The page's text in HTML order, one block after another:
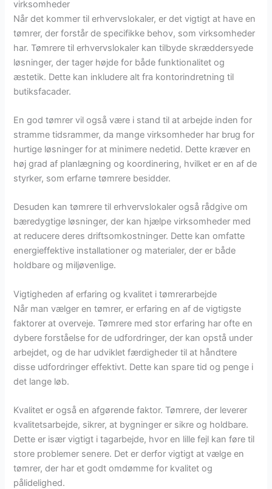
virksomheder
Når det kommer til erhvervslokaler, er det vigtigt at have en
tømrer, der forstår de specifikke behov, som virksomheder
har. Tømrere til erhvervslokaler kan tilbyde skræddersyede
løsninger, der tager højde for både funktionalitet og
æstetik. Dette kan inkludere alt fra kontorindretning til
butiksfacader.
En god tømrer vil også være i stand til at arbejde inden for
stramme tidsrammer, da mange virksomheder har brug for
hurtige løsninger for at minimere nedetid. Dette kræver en
høj grad af planlægning og koordinering, hvilket er en af de
styrker, som erfarne tømrere besidder.
Desuden kan tømrere til erhvervslokaler også rådgive om
bæredygtige løsninger, der kan hjælpe virksomheder med
at reducere deres driftsomkostninger. Dette kan omfatte
energieffektive installationer og materialer, der er både
holdbare og miljøvenlige.
Vigtigheden af erfaring og kvalitet i tømrerarbejde
Når man vælger en tømrer, er erfaring en af de vigtigste
faktorer at overveje. Tømrere med stor erfaring har ofte en
dybere forståelse for de udfordringer, der kan opstå under
arbejdet, og de har udviklet færdigheder til at håndtere
disse udfordringer effektivt. Dette kan spare tid og penge i
det lange løb.
Kvalitet er også en afgørende faktor. Tømrere, der leverer
kvalitetsarbejde, sikrer, at bygninger er sikre og holdbare.
Dette er især vigtigt i tagarbejde, hvor en lille fejl kan føre til
store problemer senere. Det er derfor vigtigt at vælge en
tømrer, der har et godt omdømme for kvalitet og
pålidelighed.